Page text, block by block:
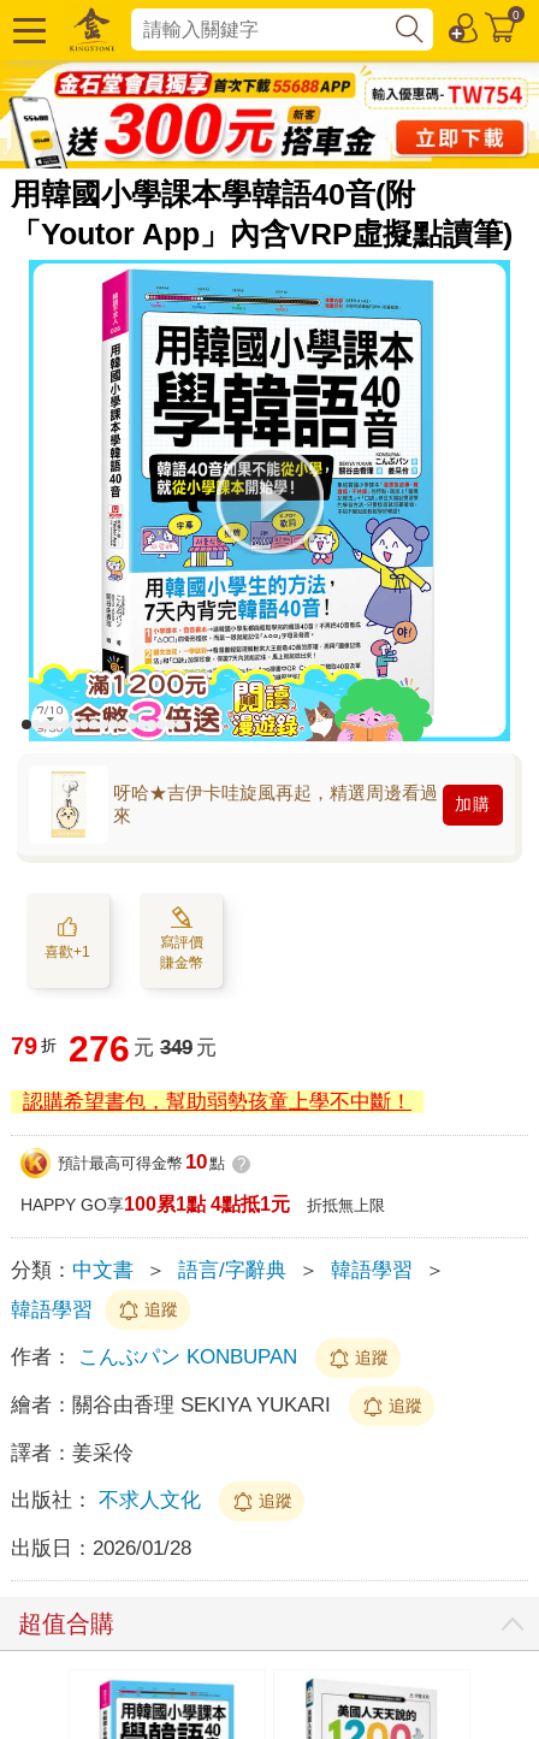
0
用韓國小學課本學韓語40音(附
「Youtor App」內含VRP虛擬點讀筆)
呀哈★吉伊卡哇旋風再起，精選周邊看過
來
加購
喜歡+1
寫評價
賺金幣
79 折 276 元 349 元
認購希望書包，幫助弱勢孩童上學不中斷！
預計最高可得金幣 10點 ?
HAPPY GO享100累1點 4點抵1元 折抵無上限
分類： 中文書 ＞ 語言/字辭典 ＞ 韓語學習
＞
韓語學習
追蹤
作者： こんぶパン KONBUPAN 追蹤
繪者： 關谷由香理 SEKIYA YUKARI 追蹤
譯者： 姜采伶
出版社： 不求人文化 追蹤
出版日： 2026/01/28
超值合購